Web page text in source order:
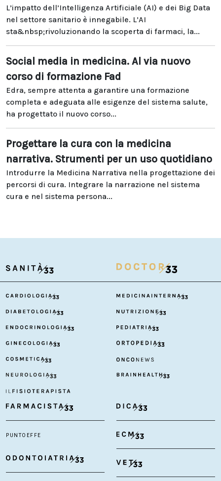
L’impatto dell’Intelligenza Artificiale (AI) e dei Big Data
nel settore sanitario è innegabile. L’AI
sta&nbsp;rivoluzionando la scoperta di farmaci, la...
Social media in medicina. Al via nuovo
corso di formazione Fad
Edra, sempre attenta a garantire una formazione
completa e adeguata alle esigenze del sistema salute,
ha progettato il nuovo corso...
Progettare la cura con la medicina
narrativa. Strumenti per un uso quotidiano
Introdurre la Medicina Narrativa nella progettazione dei
percorsi di cura. Integrare la narrazione nel sistema
cura e nel sistema persona...